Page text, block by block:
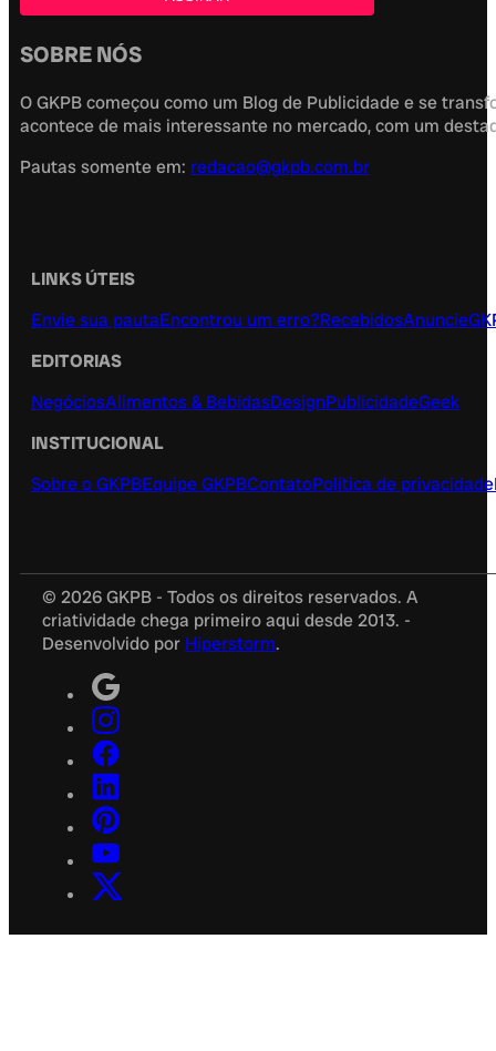
SOBRE NÓS
O GKPB começou como um Blog de Publicidade e se
acontece de mais interessante no mercado, com um
Pautas somente em: redacao@gkpb.com.br
LINKS ÚTEIS
Envie sua pautaEncontrou um erro?RecebidosAnuncie
EDITORIAS
NegóciosAlimentos & BebidasDesignPublicidadeGeek
INSTITUCIONAL
Sobre o GKPBEquipe GKPBContatoPolítica de privacidade
© 2026 GKPB - Todos os direitos reservados. A
criatividade chega primeiro aqui desde 2013. -
Desenvolvido por Hiperstorm.